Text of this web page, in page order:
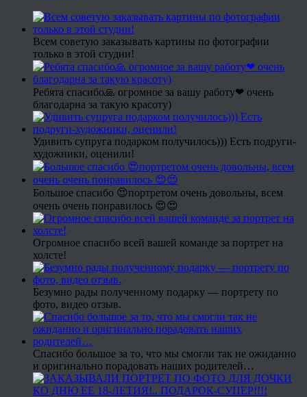
Всем советую заказывать картины по фотографии
только в этой студии!
Ребята спасибо🙏 огромное за вашу работу❤ очень
благодарна за такую красоту)
Удивить супруга подарком получилось))) Есть подруги-
художники, оценили!
Большое спасибо 😍портретом очень довольны, всем
очень очень понравилось 😍😍
Огромное спасибо всей вашей команде за портрет на
холсте!
Безумно рады полученному подарку — портрету по
фото, видео отзыв.
Спасибо большое за то, что мы смогли так не ожиданно
и оригинально порадовать наших родителей…